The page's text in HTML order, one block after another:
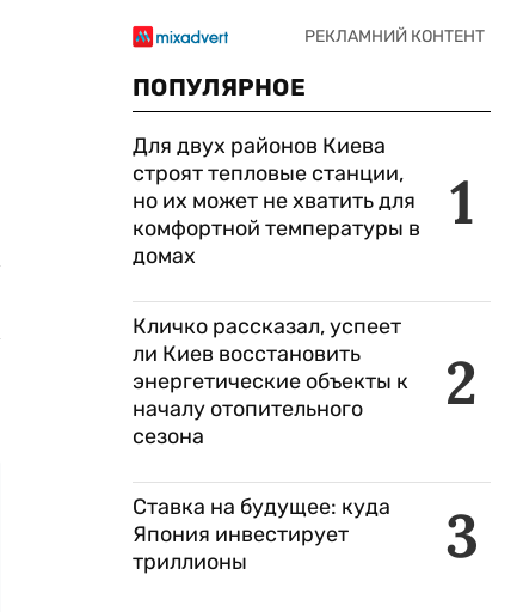
ПОПУЛЯРНОЕ
1
Для двух районов Киева
строят тепловые станции,
но их может не хватить для
комфортной температуры в
домах
2
Кличко рассказал, успеет
ли Киев восстановить
энергетические объекты к
началу отопительного
сезона
3
Ставка на будущее: куда
Япония инвестирует
триллионы